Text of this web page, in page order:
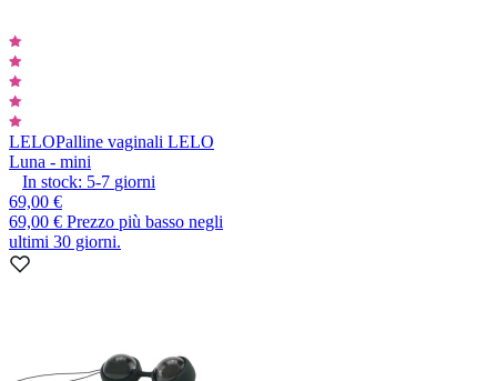
LELOPalline vaginali LELO
Luna - mini
In stock: 5-7 giorni
69,00 €
69,00 € Prezzo più basso negli
ultimi 30 giorni.